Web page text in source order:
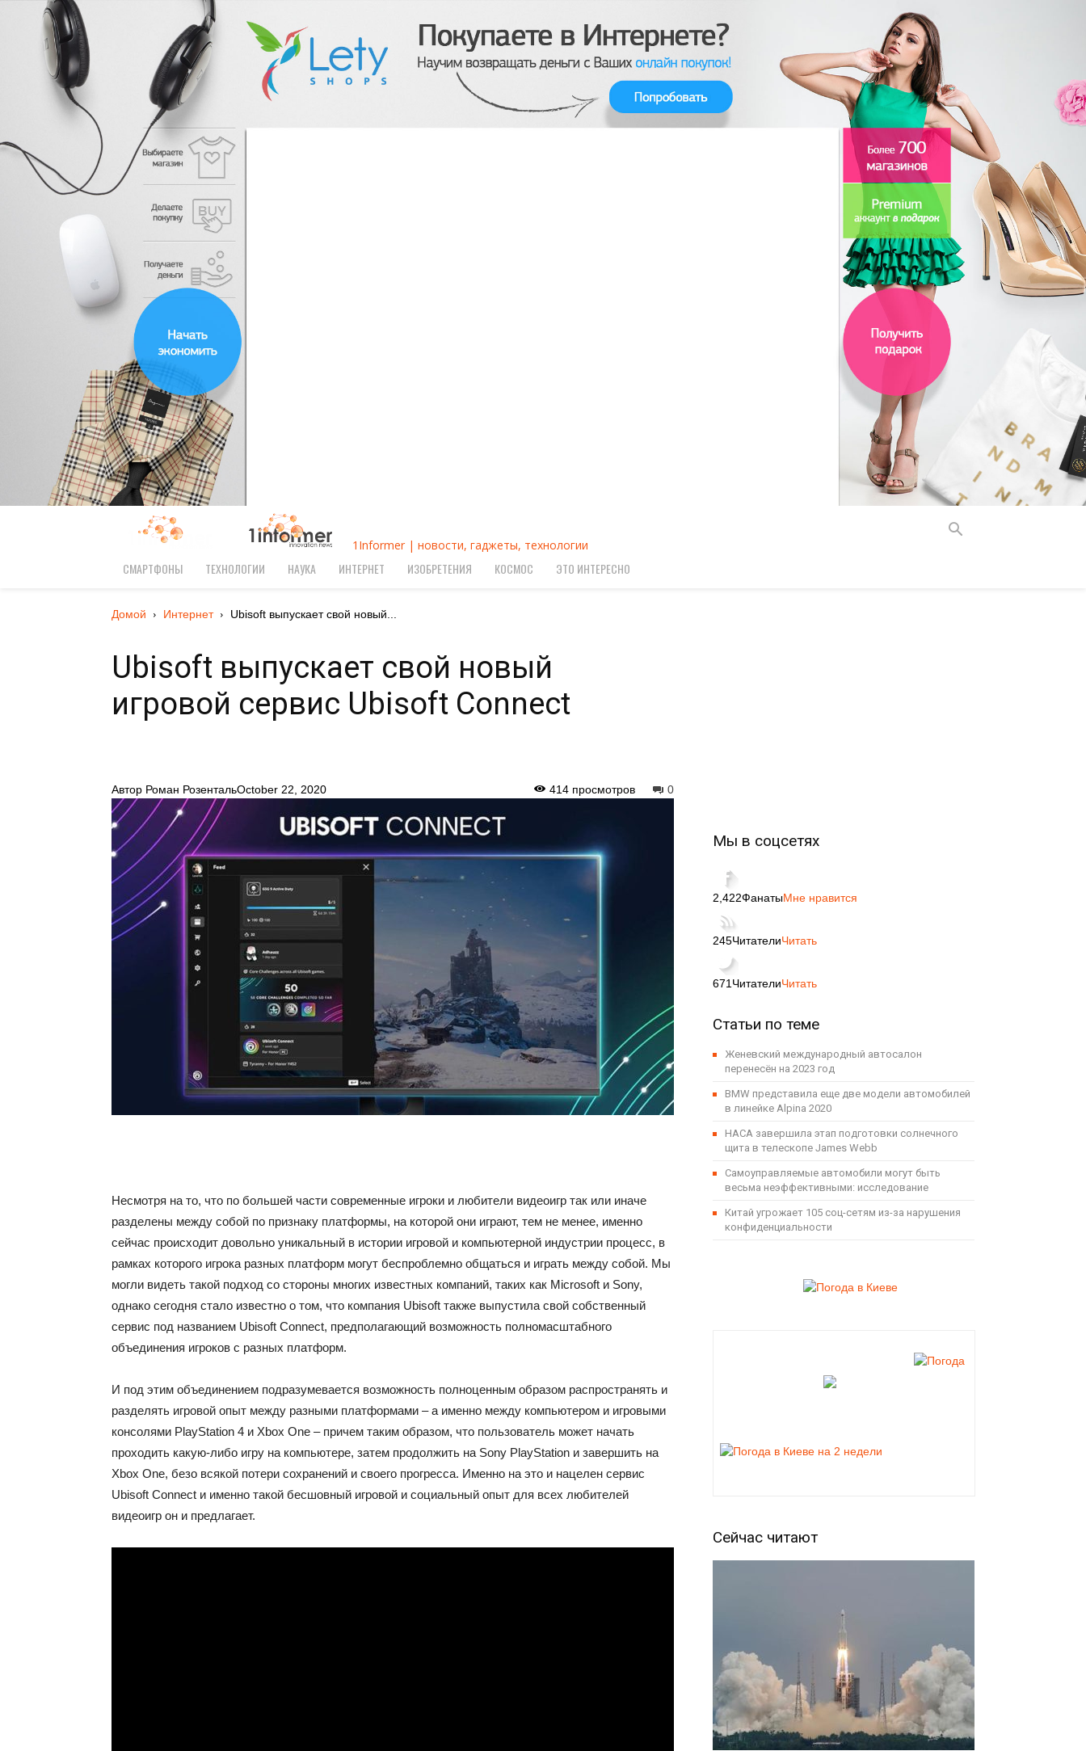
1Informer | новости, гаджеты, технологии
СМАРТФОНЫ ТЕХНОЛОГИИ НАУКА ИНТЕРНЕТ ИЗОБРЕТЕНИЯ КОСМОС ЭТО ИНТЕРЕСНО
Домой Интернет Ubisoft выпускает свой новый...
Ubisoft выпускает свой новый
игровой сервис Ubisoft Connect
Автор Роман РозентальOctober 22, 2020 0
414 просмотров
Несмотря на то, что по большей части современные игроки и любители видеоигр так или иначе
разделены между собой по признаку платформы, на которой они играют, тем не менее, именно
сейчас происходит довольно уникальный в истории игровой и компьютерной индустрии процесс, в
рамках которого игрока разных платформ могут беспроблемно общаться и играть между собой. Мы
могли видеть такой подход со стороны многих известных компаний, таких как Microsoft и Sony,
однако сегодня стало известно о том, что компания Ubisoft также выпустила свой собственный
сервис под названием Ubisoft Connect, предполагающий возможность полномасштабного
объединения игроков с разных платформ.
И под этим объединением подразумевается возможность полноценным образом распространять и
разделять игровой опыт между разными платформами – а именно между компьютером и игровыми
консолями PlayStation 4 и Xbox One – причем таким образом, что пользователь может начать
проходить какую-либо игру на компьютере, затем продолжить на Sony PlayStation и завершить на
Xbox One, безо всякой потери сохранений и своего прогресса. Именно на это и нацелен сервис
Ubisoft Connect и именно такой бесшовный игровой и социальный опыт для всех любителей
видеоигр он и предлагает.
Мы в соцсетях
2,422ФанатыМне нравится
245ЧитателиЧитать
671 ЧитателиЧитать
Статьи по теме
Женевский международный автосалон
перенесён на 2023 год
BMW представила еще две модели автомобилей
в линейке Alpina 2020
НАСА завершила этап подготовки солнечного
щита в телескопе James Webb
Самоуправляемые автомобили могут быть
весьма неэффективными: исследование
Китай угрожает 105 соц-сетям из-за нарушения
конфиденциальности
Сейчас читают